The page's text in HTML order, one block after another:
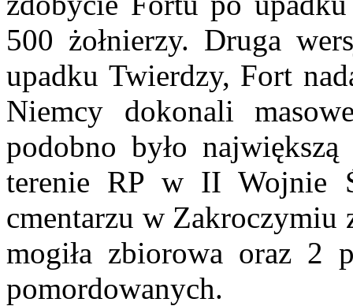
500 żołnierzy. Druga
upadku Twierdzy, Fort
Niemcy dokonali
podobno było
terenie RP w II Wojnie
cmentarzu w Zakroczymiu
mogiła zbiorowa oraz 2
pomordowanych.